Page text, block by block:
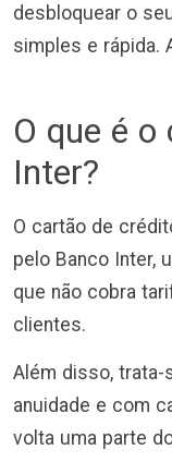
desbloquear o
simples e rápida.
O que é
Inter?
O cartão de
pelo Banco Inter,
que não cobra
clientes.
Além disso, trata-
anuidade e com
volta uma parte